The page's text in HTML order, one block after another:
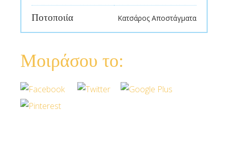
Ποτοποιία Κατσάρος Αποστάγματα